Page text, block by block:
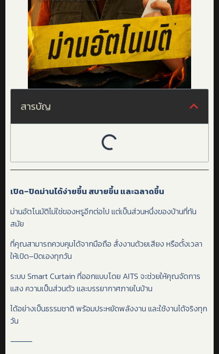
สารบัญ
เปิด–ปิดม่านได้ง่ายขึ้น สบายขึ้น และฉลาดขึ้น
ม่านอัตโนมัติไม่ใช่ของหรูอีกต่อไป แต่เป็นส่วนหนึ่งของบ้านที่ทัน
สมัย
ที่คุณสามารถควบคุมได้จากมือถือ สั่งงานด้วยเสียง หรือตั้งเวลา
ให้เปิด–ปิดเองทุกวัน
ระบบ Smart Curtain ที่ออกแบบโดย AITS จะช่วยให้คุณจัดการ
แสง ความเป็นส่วนตัว และบรรยากาศภายในบ้าน
ได้อย่างเป็นธรรมชาติ พร้อมประหยัดพลังงาน และใช้งานได้จริงทุก
วัน
⸻